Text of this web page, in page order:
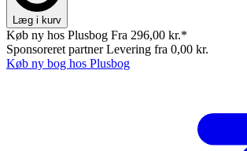
Læg i kurv
Køb ny hos Plusbog Fra 296,00 kr.*
Sponsoreret partnerLevering fra 0,00 kr.
Køb ny bog hos Plusbog